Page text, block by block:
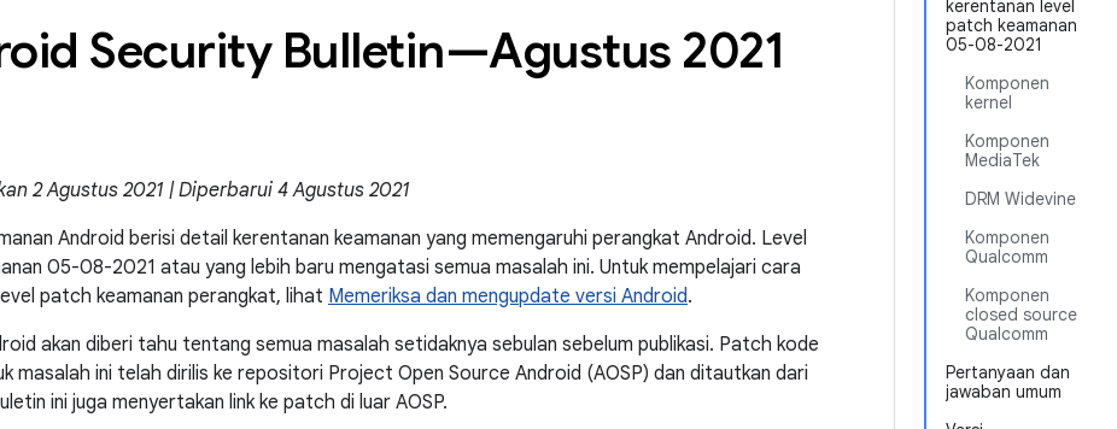
kerentanan level
patch keamanan
05-08-2021
Komponen
kernel
Komponen
MediaTek
DRM Widevine
Komponen
Qualcomm
Komponen
closed source
Qualcomm
Pertanyaan dan
jawaban umum
Security Bulletin—Agustus 2021
2 Agustus 2021 | Diperbarui 4 Agustus 2021
Android berisi detail kerentanan keamanan yang memengaruhi perangkat Android. Level
05-08-2021 atau yang lebih baru mengatasi semua masalah ini. Untuk mempelajari cara
patch keamanan perangkat, lihat Memeriksa dan mengupdate versi Android.
akan diberi tahu tentang semua masalah setidaknya sebulan sebelum publikasi. Patch kode
masalah ini telah dirilis ke repositori Project Open Source Android (AOSP) dan ditautkan dari
ini juga menyertakan link ke patch di luar AOSP.